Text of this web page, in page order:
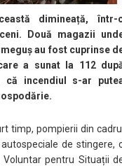
dimineață, într-
Două magazii
au fost cuprinse
a sunat la 112
incendiul s-ar
timp, pompierii din
de stingere,
Voluntar pentru Situații